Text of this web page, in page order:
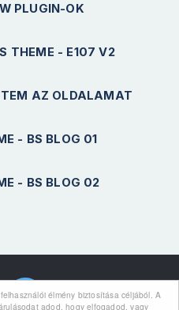
élmény biztosítása céljából. A
adod, hogy elfogadod, vagy
PLUGIN-OK
THEME - E107 V2
AZ OLDALAMAT
- BS BLOG 01
- BS BLOG 02